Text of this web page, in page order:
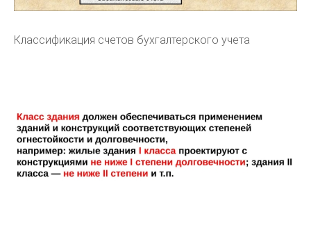
Классификация счетов бухгалтерского учета